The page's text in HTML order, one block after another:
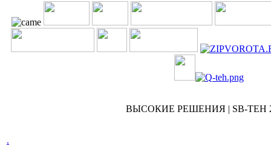
ВЫСОКИЕ РЕШЕНИЯ | SB-TEH
.